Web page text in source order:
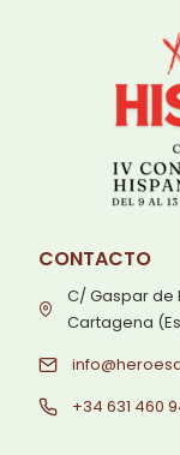
CONTACTO
C/ Gaspar de
Cartagena
+34 631 460